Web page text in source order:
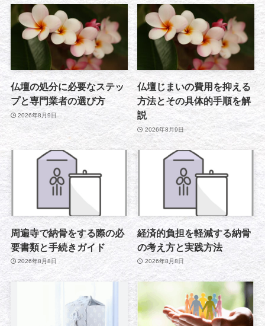
仏壇の処分に必要なステッ
プと専門業者の選び方
2026年8月9日
仏壇じまいの費用を抑える
方法とその具体的手順を解
説
2026年8月9日
周遍寺で納骨をする際の必
要書類と手続きガイド
2026年8月8日
経済的負担を軽減する納骨
の考え方と実践方法
2026年8月8日